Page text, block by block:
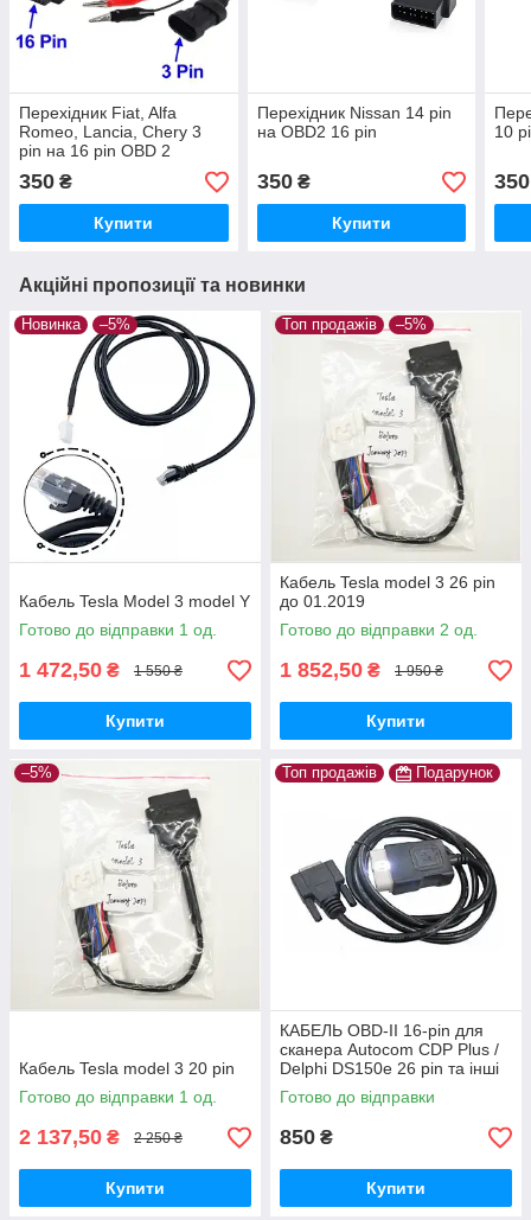
Перехідник Fiat, Alfa
Romeo, Lancia, Chery 3
pin на 16 pin OBD 2
350 ₴
Купити
Перехідник Nissan 14 pin
на OBD2 16 pin
350₴
Купити
10
350
Акційні пропозиції та новинки
Новинка –5%
Кабель Tesla Model 3 model Y
Готово до відправки 1 од.
1 472,50 ₴ 1 550 ₴
Купити
Топ продажів –5%
Кабель Tesla model 3 26 pin
до 01.2019
Готово до відправки 2 од.
1 852,50 ₴ 1 950 ₴
Купити
–5%
Кабель Tesla model 3 20 pin
Готово до відправки 1 од.
2 137,50 ₴ 2 250 ₴
Купити
Топ продажів Подарунок
КАБЕЛЬ OBD-II 16-pin для
сканера Autocom CDP Plus /
Delphi DS150e 26 pin та інші
Готово до відправки
850 ₴
Купити